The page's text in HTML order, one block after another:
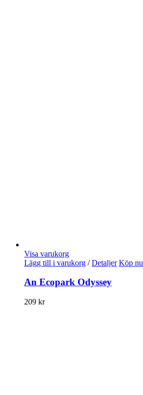
Visa varukorg
Lägg till i varukorg / Detaljer Köp nu
An Ecopark Odyssey
209 kr